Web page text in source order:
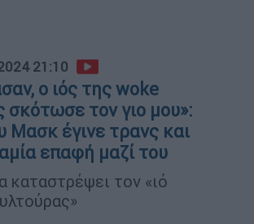
21:10
ο ιός της woke
σκότωσε τον γιο μου»:
Μασκ έγινε τρανς και
επαφή μαζί του
καταστρέψει τον «ιό